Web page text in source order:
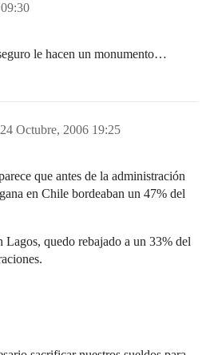
le hacen un monumento…
24 Octubre, 2006 19:25
que antes de la administración
en Chile bordeaban un 47% del
Lagos, quedo rebajado a un 33% del